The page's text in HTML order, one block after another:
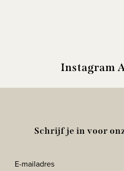
Instagram
Schrijf je in voor
E-